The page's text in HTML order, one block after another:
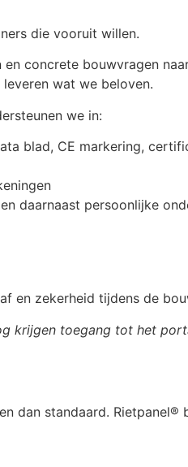
die vooruit willen.
concrete bouwvragen
wat we beloven.
we in:
blad, CE markering,
daarnaast persoonlijke
en zekerheid tijdens de
krijgen toegang tot het
dan standaard.